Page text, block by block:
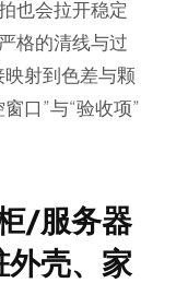
也会拉开稳定
格的清线与过
射到色差与颗
口”与“验收项”
/服务器
壳、家